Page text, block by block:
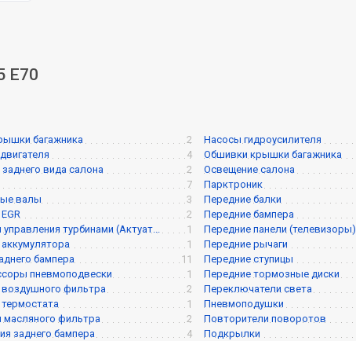
E70
багажника
2
4
вида салона
2
7
валы
3
2
турбинами (Актуат...
1
1
бампера
11
пневмоподвески
1
воздушного фильтра
2
1
масляного фильтра
2
заднего бампера
4
Насосы гидроусилителя
Обшивки крышки багажника
Освещение салона
Парктроник
Передние балки
Передние бампера
Передние панели (телевизоры)
Передние рычаги
Передние ступицы
Передние тормозные диски
Переключатели света
Пневмоподушки
Повторители поворотов
Подкрылки